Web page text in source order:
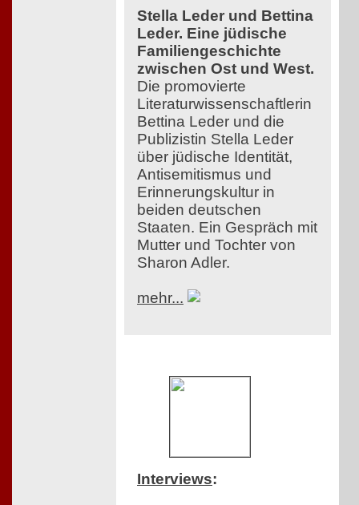
Stella Leder und Bettina
Leder. Eine jüdische
Familiengeschichte
zwischen Ost und West.
Die promovierte
Literaturwissenschaftlerin
Bettina Leder und die
Publizistin Stella Leder
über jüdische Identität,
Antisemitismus und
Erinnerungskultur in
beiden deutschen
Staaten. Ein Gespräch mit
Mutter und Tochter von
Sharon Adler.
mehr...
Interviews: